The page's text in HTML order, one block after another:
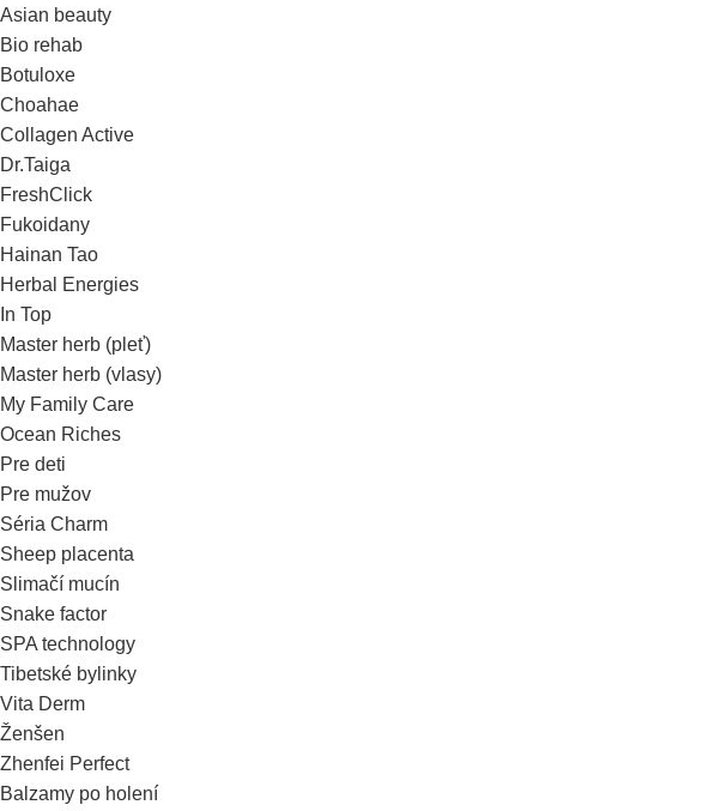
Asian beauty
Bio rehab
Botuloxe
Choahae
Collagen Active
Dr.Taiga
FreshClick
Fukoidany
Hainan Tao
Herbal Energies
In Top
Master herb (pleť)
Master herb (vlasy)
My Family Care
Ocean Riches
Pre deti
Pre mužov
Séria Charm
Sheep placenta
Slimačí mucín
Snake factor
SPA technology
Tibetské bylinky
Vita Derm
Ženšen
Zhenfei Perfect
Balzamy po holení